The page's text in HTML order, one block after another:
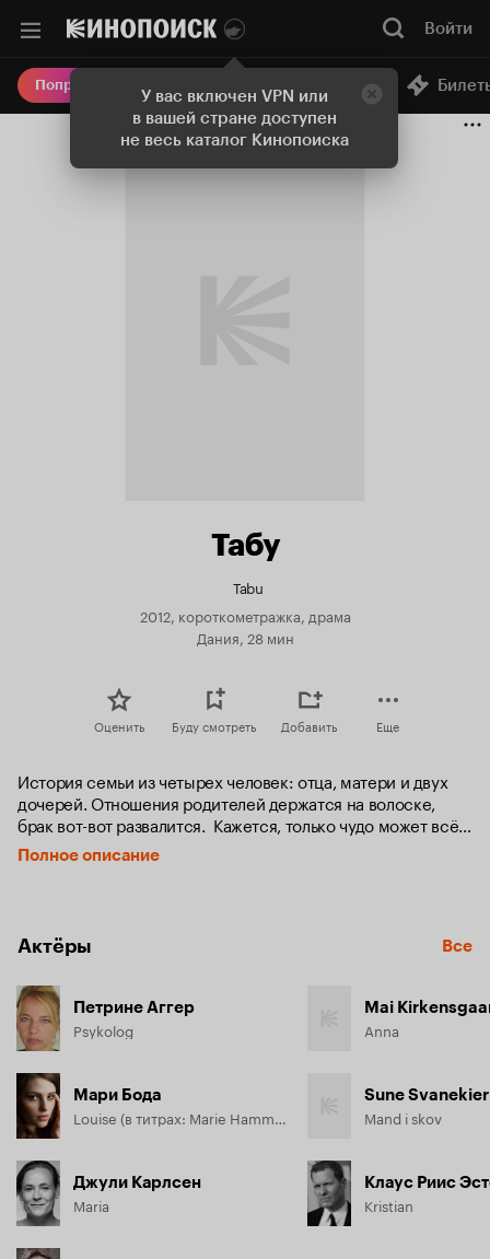
У вас включен VPN или
в вашей стране доступен
не весь каталог Кинопоиска
Войти
Попробовать Плюс Онлайн-кинотеатр
Табу
Tabu
2012, короткометражка, драма
Дания, 28 мин
Оценить Буду смотреть Добавить Еще
История семьи из четырех человек: отца, матери и двух
дочерей. Отношения родителей держатся на волоске,
брак вот-вот развалится.  Кажется, только чудо может всё
исправить. Когда дети попадают в непростую ситуацию,
происходит то самое чудо, родители объединяются и
второе дыхание, и девочкам, похоже, придётся
справляться самим.
Полное описание
Актёры Все
Петрине Аггер
Psykolog
Мари Бода
Louise (в титрах: Marie Hammer Boda)
Джули Карлсен
Maria
Mai
Anna
Sune Svanekier
Mand i skov
Клаус Риис
Kristian